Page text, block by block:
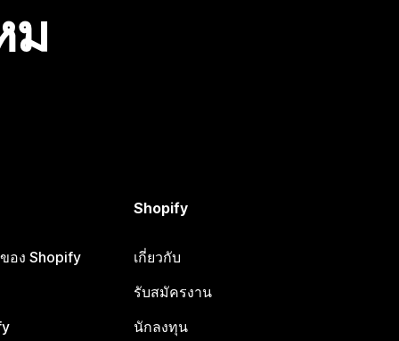
ม
อง Shopify
Shopify
เกี่ยวกับ
รับสมัครงาน
นักลงทุน